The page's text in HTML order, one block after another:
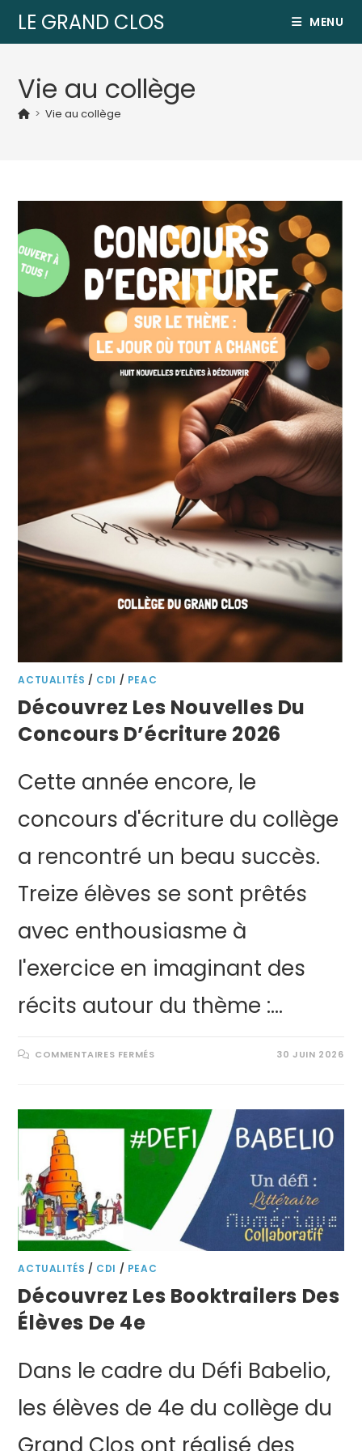
LE GRAND CLOS MENU
Vie au collège
> Vie au collège
ACTUALITÉS / CDI / PEAC
Découvrez Les Nouvelles Du
Concours D’écriture 2026
Cette année encore, le
concours d'écriture du collège
a rencontré un beau succès.
Treize élèves se sont prêtés
avec enthousiasme à
l'exercice en imaginant des
récits autour du thème :…
COMMENTAIRES FERMÉS 30 JUIN 2026
ACTUALITÉS / CDI / PEAC
Découvrez Les Booktrailers Des
Élèves De 4e
Dans le cadre du Défi Babelio,
les élèves de 4e du collège du